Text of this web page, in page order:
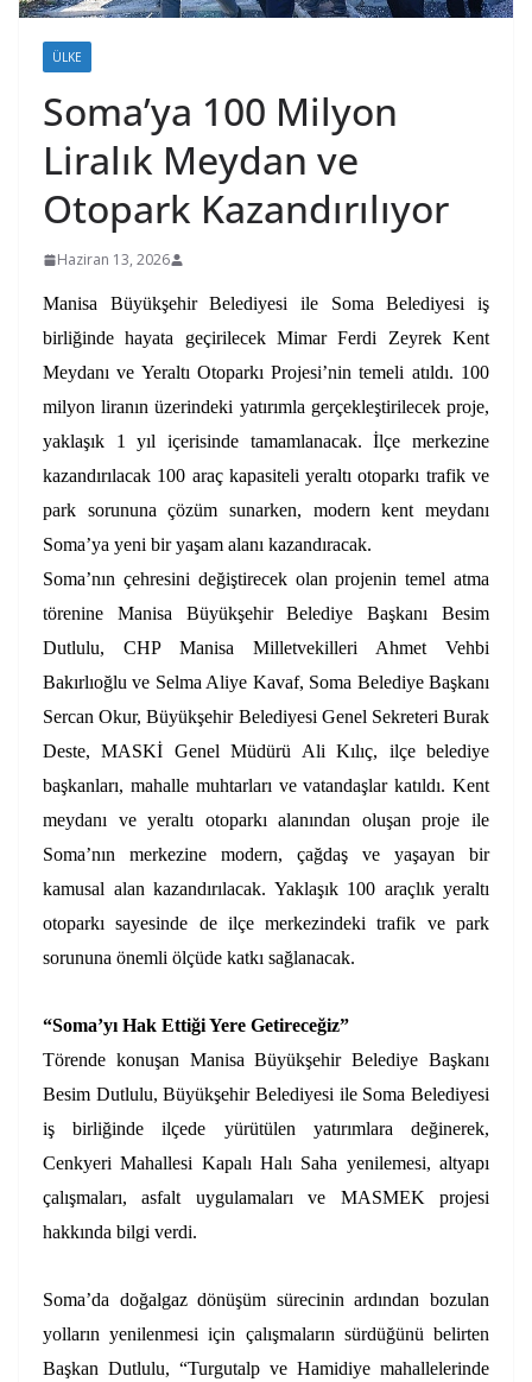
ÜLKE
Soma’ya 100 Milyon
Liralık Meydan ve
Otopark Kazandırılıyor
Haziran 13, 2026
Manisa Büyükşehir Belediyesi ile Soma Belediyesi iş
birliğinde hayata geçirilecek Mimar Ferdi Zeyrek Kent
Meydanı ve Yeraltı Otoparkı Projesi’nin temeli atıldı. 100
milyon liranın üzerindeki yatırımla gerçekleştirilecek proje,
yaklaşık 1 yıl içerisinde tamamlanacak. İlçe merkezine
kazandırılacak 100 araç kapasiteli yeraltı otoparkı trafik ve
park sorununa çözüm sunarken, modern kent meydanı
Soma’ya yeni bir yaşam alanı kazandıracak.
Soma’nın çehresini değiştirecek olan projenin temel atma
törenine Manisa Büyükşehir Belediye Başkanı Besim
Dutlulu, CHP Manisa Milletvekilleri Ahmet Vehbi
Bakırlıoğlu ve Selma Aliye Kavaf, Soma Belediye Başkanı
Sercan Okur, Büyükşehir Belediyesi Genel Sekreteri Burak
Deste, MASKİ Genel Müdürü Ali Kılıç, ilçe belediye
başkanları, mahalle muhtarları ve vatandaşlar katıldı. Kent
meydanı ve yeraltı otoparkı alanından oluşan proje ile
Soma’nın merkezine modern, çağdaş ve yaşayan bir
kamusal alan kazandırılacak. Yaklaşık 100 araçlık yeraltı
otoparkı sayesinde de ilçe merkezindeki trafik ve park
sorununa önemli ölçüde katkı sağlanacak.
“Soma’yı Hak Ettiği Yere Getireceğiz”
Törende konuşan Manisa Büyükşehir Belediye Başkanı
Besim Dutlulu, Büyükşehir Belediyesi ile Soma Belediyesi
iş birliğinde ilçede yürütülen yatırımlara değinerek,
Cenkyeri Mahallesi Kapalı Halı Saha yenilemesi, altyapı
çalışmaları, asfalt uygulamaları ve MASMEK projesi
hakkında bilgi verdi.
Soma’da doğalgaz dönüşüm sürecinin ardından bozulan
yolların yenilenmesi için çalışmaların sürdüğünü belirten
Başkan Dutlulu, “Turgutalp ve Hamidiye mahallelerinde